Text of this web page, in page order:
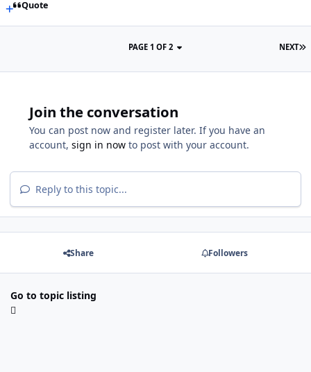
Quote
NEXT
PAGE 1 OF 2
Join the conversation
You can post now and register later. If you have an
account, sign in now to post with your account.
Reply to this topic...
Share Followers
Go to topic listing